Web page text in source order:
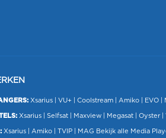
Xsarius VU+ | Coolstream | Amiko EVO
Xsarius Selfsat Maxview Megasat | Oyster |
Xsarius Amiko TVIP MAG Bekijk alle Media